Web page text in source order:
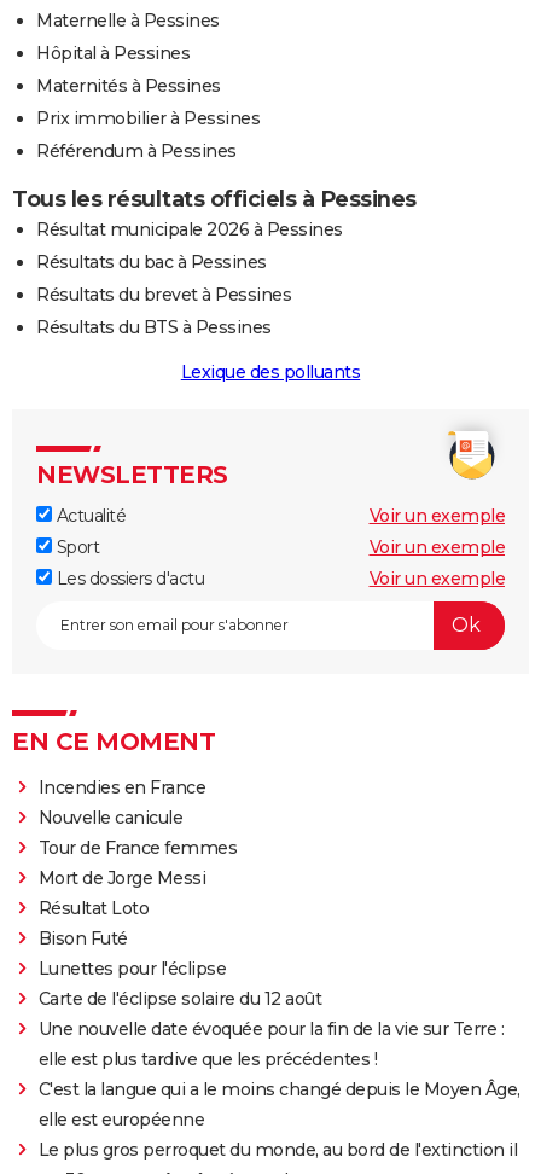
Maternelle à Pessines
Hôpital à Pessines
Maternités à Pessines
Prix immobilier à Pessines
Référendum à Pessines
Tous les résultats officiels à Pessines
Résultat municipale 2026 à Pessines
Résultats du bac à Pessines
Résultats du brevet à Pessines
Résultats du BTS à Pessines
Lexique des polluants
NEWSLETTERS
Actualité
Voir un exemple
Sport
Voir un exemple
Les dossiers d'actu
Voir un exemple
EN CE MOMENT
Incendies en France
Nouvelle canicule
Tour de France femmes
Mort de Jorge Messi
Résultat Loto
Bison Futé
Lunettes pour l'éclipse
Carte de l'éclipse solaire du 12 août
Une nouvelle date évoquée pour la fin de la vie sur Terre :
elle est plus tardive que les précédentes !
C'est la langue qui a le moins changé depuis le Moyen Âge,
elle est européenne
Le plus gros perroquet du monde, au bord de l'extinction il